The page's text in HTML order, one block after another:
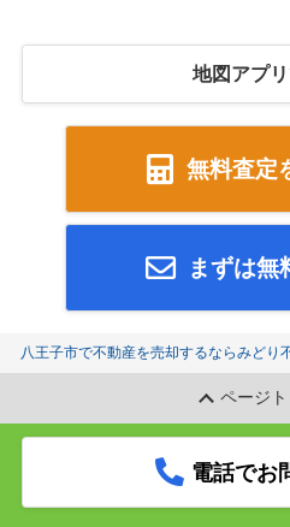
地図アプリ
無料査定
まずは無
八王子市で不動産を売却するならみどり
ページ
電話でお